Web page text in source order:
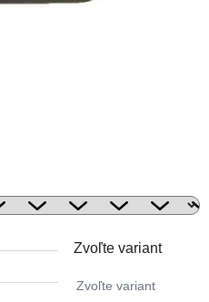
Zvoľte variant
Zvoľte variant